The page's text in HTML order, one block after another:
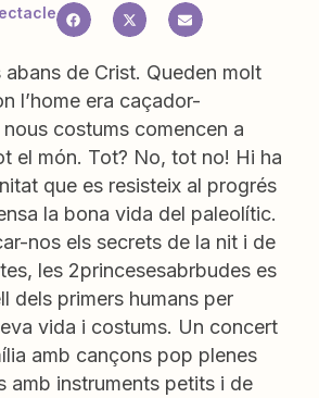
de Crist. Queden molt
l’home era caçador-
nous costums comencen a
el món. Tot? No, tot no! Hi ha
que es resisteix al progrés
la bona vida del paleolític.
nos els secrets de la nit i de
les 2princesesabrbudes es
dels primers humans per
vida i costums. Un concert
amb cançons pop plenes
amb instruments petits i de